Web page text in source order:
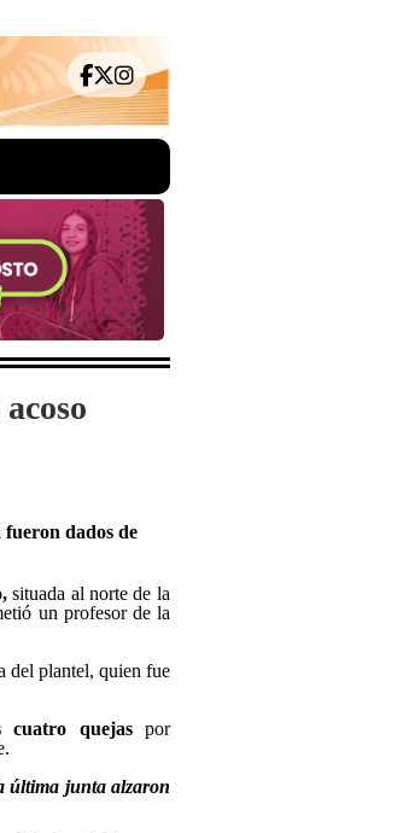
dados de
situada al norte de la
un profesor de la
del plantel, quien fue
cuatro quejaspor
última junta alzaron